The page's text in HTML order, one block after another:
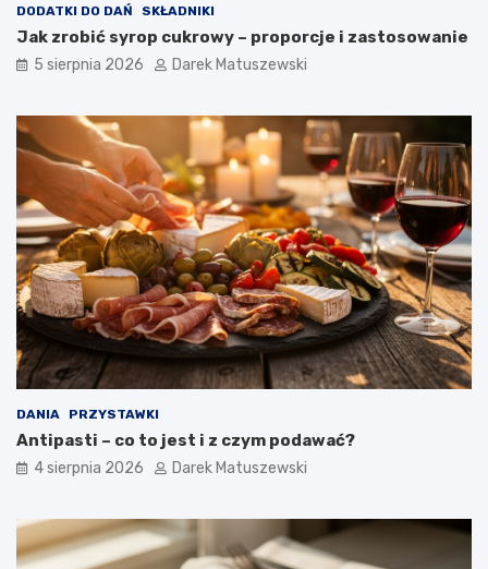
DODATKI DO DAŃ SKŁADNIKI
Jak zrobić syrop cukrowy – proporcje i zastosowanie
5 sierpnia 2026 Darek Matuszewski
DANIA PRZYSTAWKI
Antipasti – co to jest i z czym podawać?
4 sierpnia 2026 Darek Matuszewski